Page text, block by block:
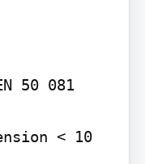
50 081
< 10